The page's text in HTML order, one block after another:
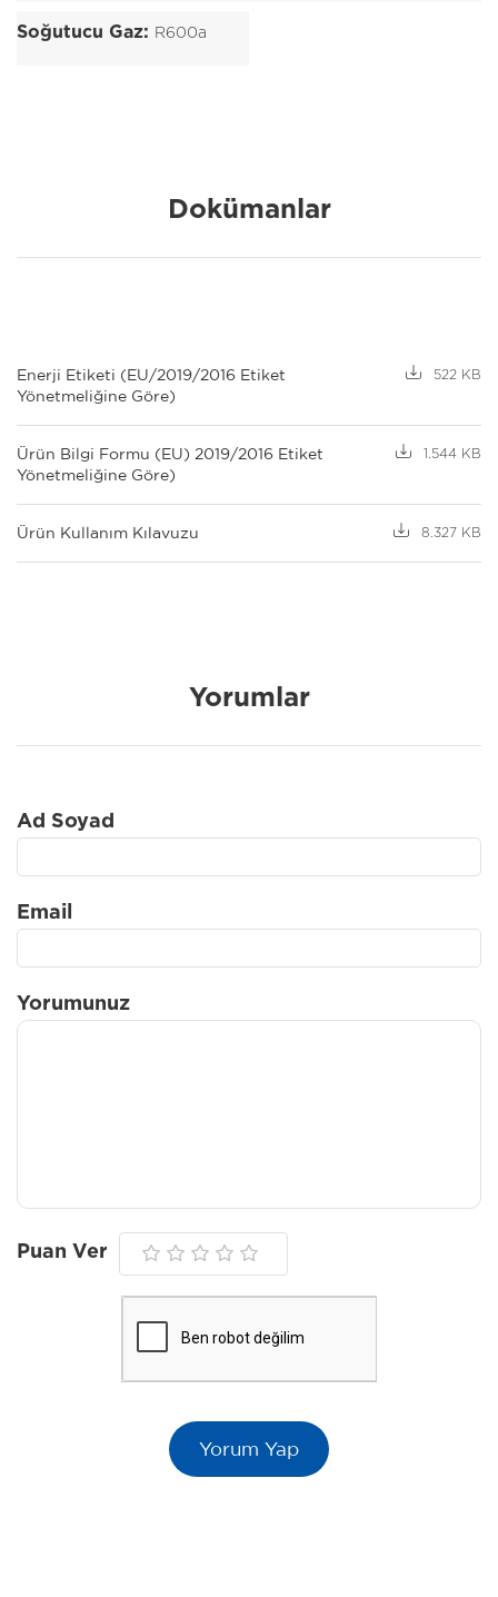
Soğutucu Gaz: R600a
Dokümanlar
Enerji Etiketi (EU/2019/2016 Etiket
Yönetmeliğine Göre)
522 KB
Ürün Bilgi Formu (EU) 2019/2016 Etiket
Yönetmeliğine Göre)
1.544 KB
Ürün Kullanım Kılavuzu 8.327 KB
Yorumlar
Ad Soyad
Email
Yorumunuz
Puan Ver